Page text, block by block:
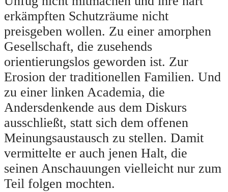
erkämpften Schutzräume nicht
preisgeben wollen. Zu einer amorphen
Gesellschaft, die zusehends
orientierungslos geworden ist. Zur
Erosion der traditionellen Familien. Und
zu einer linken Academia, die
Andersdenkende aus dem Diskurs
ausschließt, statt sich dem offenen
Meinungsaustausch zu stellen. Damit
vermittelte er auch jenen Halt, die
seinen Anschauungen vielleicht nur zum
Teil folgen mochten.